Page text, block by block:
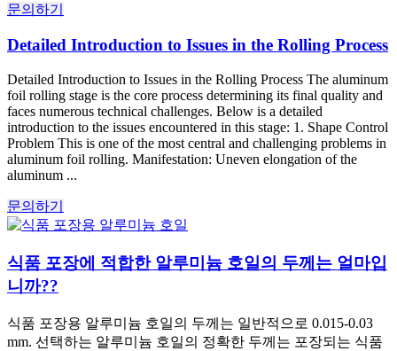
문의하기
Detailed Introduction to Issues in the Rolling Process
Detailed Introduction to Issues in the Rolling Process The aluminum
foil rolling stage is the core process determining its final quality and
faces numerous technical challenges. Below is a detailed
introduction to the issues encountered in this stage: 1. Shape Control
Problem This is one of the most central and challenging problems in
aluminum foil rolling. Manifestation: Uneven elongation of the
aluminum ...
문의하기
식품 포장에 적합한 알루미늄 호일의 두께는 얼마입
니까??
식품 포장용 알루미늄 호일의 두께는 일반적으로 0.015-0.03
mm. 선택하는 알루미늄 호일의 정확한 두께는 포장되는 식품